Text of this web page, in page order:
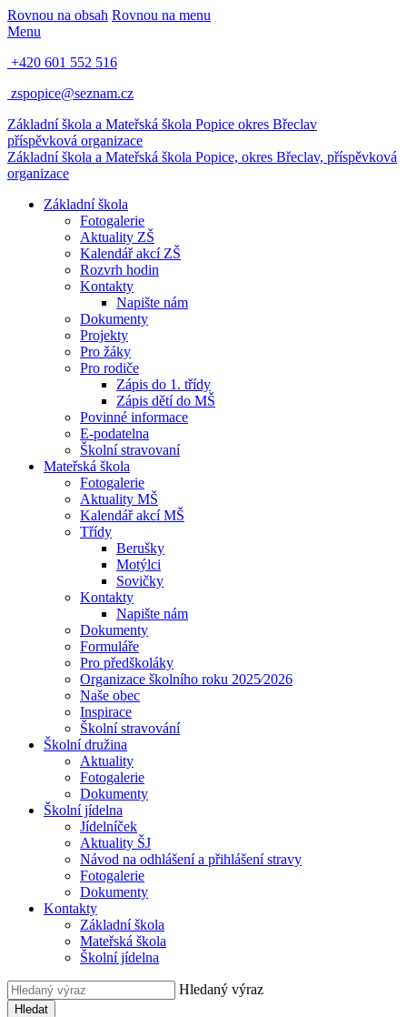
Rovnou na obsah Rovnou na menu
Menu
+420 601 552 516
zspopice@seznam.cz
Základní škola a Mateřská škola Popice okres Břeclav
příspěvková organizace
Základní škola a Mateřská škola Popice, okres Břeclav, příspěvková
organizace
Základní škola
Fotogalerie
Aktuality ZŠ
Kalendář akcí ZŠ
Rozvrh hodin
Kontakty
Napište nám
Dokumenty
Projekty
Pro žáky
Pro rodiče
Zápis do 1. třídy
Zápis dětí do MŠ
Povinné informace
E-podatelna
Školní stravovaní
Mateřská škola
Fotogalerie
Aktuality MŠ
Kalendář akcí MŠ
Třídy
Berušky
Motýlci
Sovičky
Kontakty
Napište nám
Dokumenty
Formuláře
Pro předškoláky
Organizace školního roku 2025⁄2026
Naše obec
Inspirace
Školní stravování
Školní družina
Aktuality
Fotogalerie
Dokumenty
Školní jídelna
Jídelníček
Aktuality ŠJ
Návod na odhlášení a přihlášení stravy
Fotogalerie
Dokumenty
Kontakty
Základní škola
Mateřská škola
Školní jídelna
Hledaný výraz
Hledat